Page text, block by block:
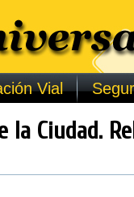
Vial
la Ciudad.